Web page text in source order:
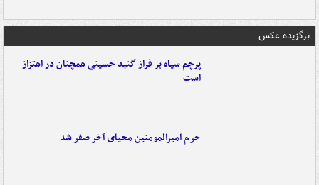
برگزیده عکس
پرچم سیاه بر فراز گنبد حسینی همچنان در اهتزاز
است
حرم امیرالمومنین محیای آخر صفر شد